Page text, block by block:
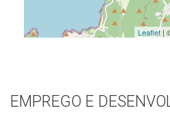
Leaflet|
EMPREGO E